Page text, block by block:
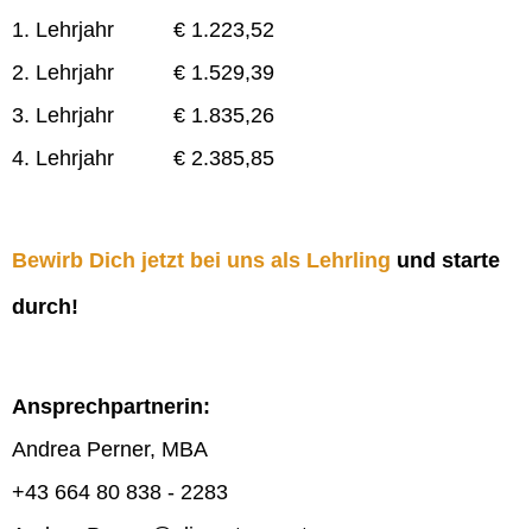
1. Lehrjahr € 1.223,52
2. Lehrjahr € 1.529,39
3. Lehrjahr € 1.835,26
4. Lehrjahr € 2.385,85
Bewirb Dich jetzt bei uns als Lehrling und starte
durch!
Ansprechpartnerin:
Andrea Perner, MBA
+43 664 80 838 - 2283